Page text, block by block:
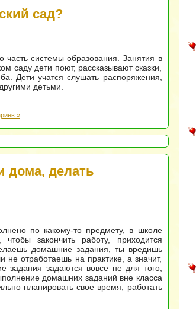
сад?
часть системы образования. Занятия в
саду дети поют, рассказывают сказки,
Дети учатся слушать распоряжения,
детьми.
»
дома, делать
по какому-то предмету, в школе
закончить работу, приходится
домашние задания, ты вредишь
не отработаешь на практике, а значит,
задания задаются вовсе не для того,
домашних заданий вне класса
планировать свое время, работать